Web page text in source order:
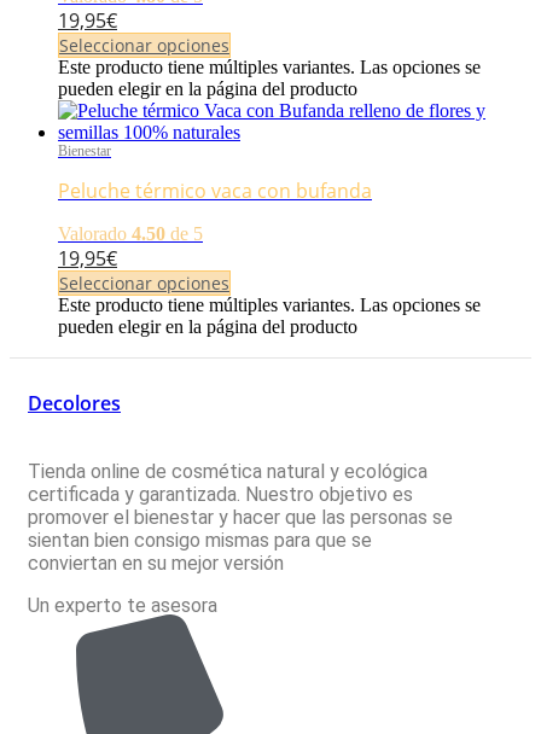
19,95€
Seleccionar opciones
Este producto tiene múltiples variantes. Las opciones se
pueden elegir en la página del producto
Bienestar
Peluche térmico vaca con bufanda
Valorado 4.50 de 5
19,95€
Seleccionar opciones
Este producto tiene múltiples variantes. Las opciones se
pueden elegir en la página del producto
Decolores
Tienda online de cosmética natural y ecológica
certificada y garantizada. Nuestro objetivo es
promover el bienestar y hacer que las personas se
sientan bien consigo mismas para que se
conviertan en su mejor versión
Un experto te asesora